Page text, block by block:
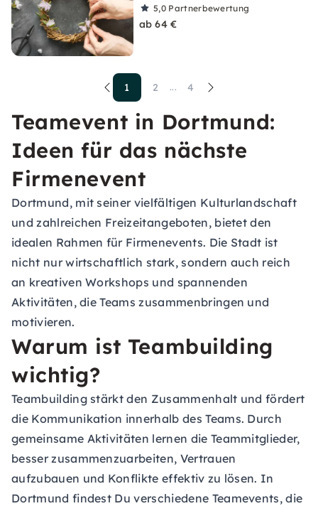
5,0 Partnerbewertung
ab 64 €
1 2 ... 4
Teamevent in Dortmund:
Ideen für das nächste
Firmenevent
Dortmund, mit seiner vielfältigen Kulturlandschaft
und zahlreichen Freizeitangeboten, bietet den
idealen Rahmen für Firmenevents. Die Stadt ist
nicht nur wirtschaftlich stark, sondern auch reich
an kreativen Workshops und spannenden
Aktivitäten, die Teams zusammenbringen und
motivieren.
Warum ist Teambuilding
wichtig?
Teambuilding stärkt den Zusammenhalt und fördert
die Kommunikation innerhalb des Teams. Durch
gemeinsame Aktivitäten lernen die Teammitglieder,
besser zusammenzuarbeiten, Vertrauen
aufzubauen und Konflikte effektiv zu lösen. In
Dortmund findest Du verschiedene Teamevents, die